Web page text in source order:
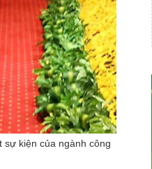
kiện của ngành công